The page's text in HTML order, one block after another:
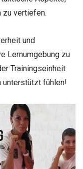
zu vertiefen.
und
Lernumgebung zu
Trainingseinheit
unterstützt fühlen!